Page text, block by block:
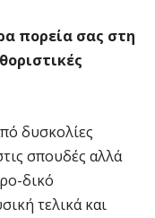
πορεία σας στη
δυσκολίες
σπουδές αλλά
δικό
τελικά και